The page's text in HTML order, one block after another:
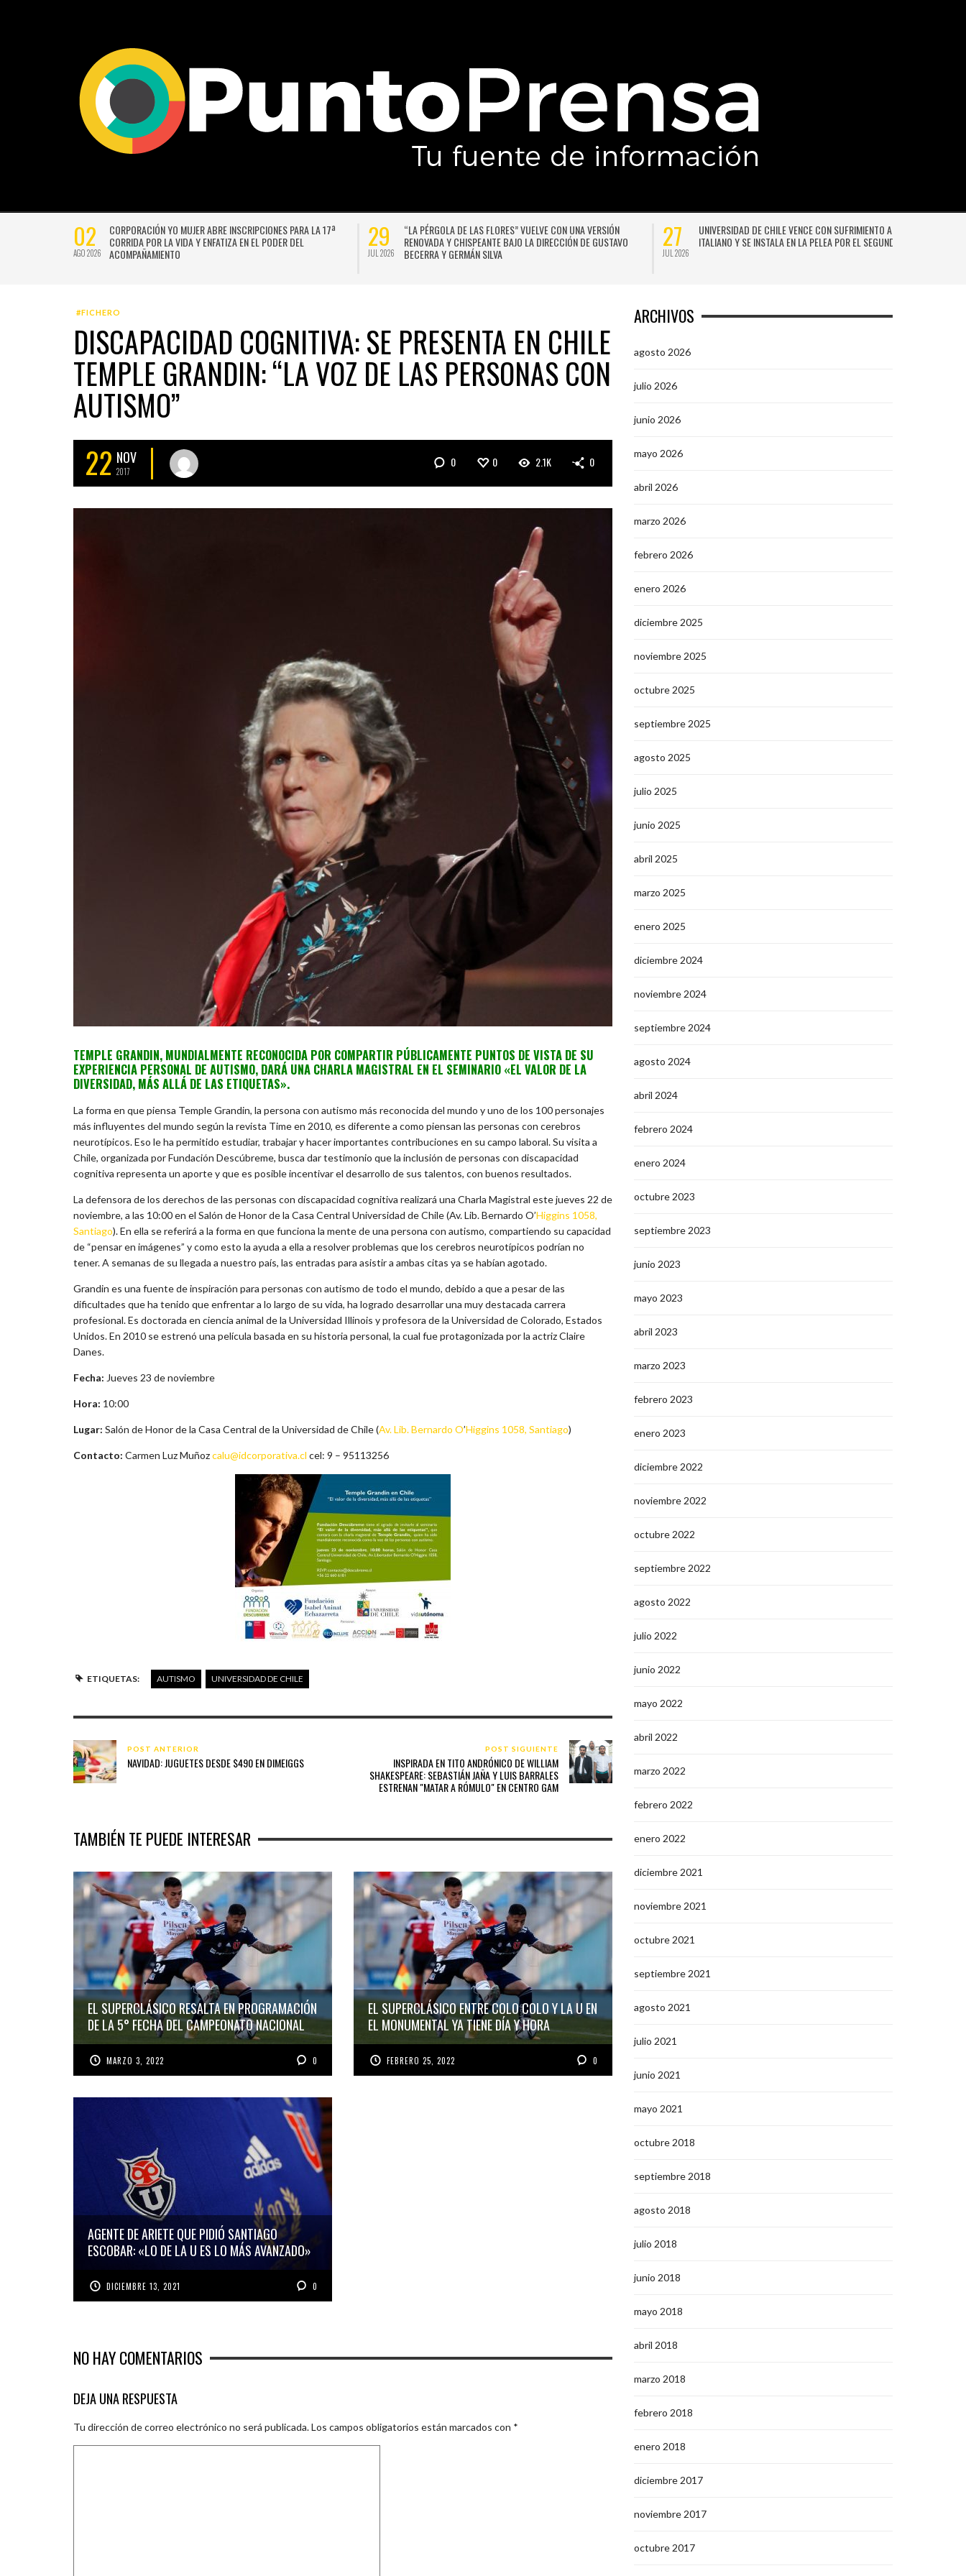
02
AGO 2026
CORPORACIÓN YO MUJER ABRE INSCRIPCIONES PARA LA 17ª
CORRIDA POR LA VIDA Y ENFATIZA EN EL PODER DEL
ACOMPAÑAMIENTO
29
JUL 2026
“LA PÉRGOLA DE LAS FLORES” VUELVE CON UNA VERSIÓN
RENOVADA Y CHISPEANTE BAJO LA DIRECCIÓN DE GUSTAVO
BECERRA Y GERMÁN SILVA
27
JUL 2026
UNIVERSIDAD DE CHILE VENCE CON SUFRIMIENTO A AUDAX
ITALIANO Y SE INSTALA EN LA PELEA POR EL SEGUNDO LUGAR
#FICHERO
DISCAPACIDAD COGNITIVA: SE PRESENTA EN CHILE
TEMPLE GRANDIN: “LA VOZ DE LAS PERSONAS CON
AUTISMO”
22 NOV
2017
0 0 2.1K 0
TEMPLE GRANDIN, MUNDIALMENTE RECONOCIDA POR COMPARTIR PÚBLICAMENTE PUNTOS DE VISTA DE SU
EXPERIENCIA PERSONAL DE AUTISMO, DARÁ UNA CHARLA MAGISTRAL EN EL SEMINARIO «EL VALOR DE LA
DIVERSIDAD, MÁS ALLÁ DE LAS ETIQUETAS».
La forma en que piensa Temple Grandin, la persona con autismo más reconocida del mundo y uno de los 100 personajes
más influyentes del mundo según la revista Time en 2010, es diferente a como piensan las personas con cerebros
neurotípicos. Eso le ha permitido estudiar, trabajar y hacer importantes contribuciones en su campo laboral. Su visita a
Chile, organizada por Fundación Descúbreme, busca dar testimonio que la inclusión de personas con discapacidad
cognitiva representa un aporte y que es posible incentivar el desarrollo de sus talentos, con buenos resultados.
La defensora de los derechos de las personas con discapacidad cognitiva realizará una Charla Magistral este jueves 22 de
noviembre, a las 10:00 en el Salón de Honor de la Casa Central Universidad de Chile (Av. Lib. Bernardo O’Higgins 1058,
Santiago). En ella se referirá a la forma en que funciona la mente de una persona con autismo, compartiendo su capacidad
de “pensar en imágenes” y como esto la ayuda a ella a resolver problemas que los cerebros neurotípicos podrían no
tener. A semanas de su llegada a nuestro país, las entradas para asistir a ambas citas ya se habían agotado.
Grandin es una fuente de inspiración para personas con autismo de todo el mundo, debido a que a pesar de las
dificultades que ha tenido que enfrentar a lo largo de su vida, ha logrado desarrollar una muy destacada carrera
profesional. Es doctorada en ciencia animal de la Universidad Illinois y profesora de la Universidad de Colorado, Estados
Unidos. En 2010 se estrenó una película basada en su historia personal, la cual fue protagonizada por la actriz Claire
Danes.
Fecha: Jueves 23 de noviembre
Hora: 10:00
Lugar: Salón de Honor de la Casa Central de la Universidad de Chile (Av. Lib. Bernardo O’Higgins 1058, Santiago)
Contacto: Carmen Luz Muñozcalu@idcorporativa.cl cel: 9 – 95113256
ETIQUETAS: AUTISMO UNIVERSIDAD DE CHILE
POST ANTERIOR
NAVIDAD: JUGUETES DESDE $490 EN DIMEIGGS
POST SIGUIENTE
INSPIRADA EN TITO ANDRÓNICO DE WILLIAM
SHAKESPEARE: SEBASTIÁN JAÑA Y LUIS BARRALES
ESTRENAN "MATAR A RÓMULO" EN CENTRO GAM
TAMBIÉN TE PUEDE INTERESAR
EL SUPERCLÁSICO RESALTA EN PROGRAMACIÓN
DE LA 5° FECHA DEL CAMPEONATO NACIONAL
MARZO 3, 2022 0
EL SUPERCLÁSICO ENTRE COLO COLO Y LA U EN
EL MONUMENTAL YA TIENE DÍA Y HORA
FEBRERO 25, 2022 0
AGENTE DE ARIETE QUE PIDIÓ SANTIAGO
ESCOBAR: «LO DE LA U ES LO MÁS AVANZADO»
DICIEMBRE 13, 2021 0
NO HAY COMENTARIOS
DEJA UNA RESPUESTA
Tu dirección de correo electrónico no será publicada.Los campos obligatorios están marcados con *
ARCHIVOS
agosto 2026
julio 2026
junio 2026
mayo 2026
abril 2026
marzo 2026
febrero 2026
enero 2026
diciembre 2025
noviembre 2025
octubre 2025
septiembre 2025
agosto 2025
julio 2025
junio 2025
abril 2025
marzo 2025
enero 2025
diciembre 2024
noviembre 2024
septiembre 2024
agosto 2024
abril 2024
febrero 2024
enero 2024
octubre 2023
septiembre 2023
junio 2023
mayo 2023
abril 2023
marzo 2023
febrero 2023
enero 2023
diciembre 2022
noviembre 2022
octubre 2022
septiembre 2022
agosto 2022
julio 2022
junio 2022
mayo 2022
abril 2022
marzo 2022
febrero 2022
enero 2022
diciembre 2021
noviembre 2021
octubre 2021
septiembre 2021
agosto 2021
julio 2021
junio 2021
mayo 2021
octubre 2018
septiembre 2018
agosto 2018
julio 2018
junio 2018
mayo 2018
abril 2018
marzo 2018
febrero 2018
enero 2018
diciembre 2017
noviembre 2017
octubre 2017